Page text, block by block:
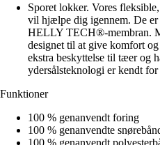
Sporet lokker. Vores
vil hjælpe dig igennem. De
HELLY TECH®-membran.
designet til at give komfort
ekstra beskyttelse til tæer og
ydersålsteknologi er kendt
Funktioner
100 % genanvendt foring
100 % genanvendte
100 % genanvendt